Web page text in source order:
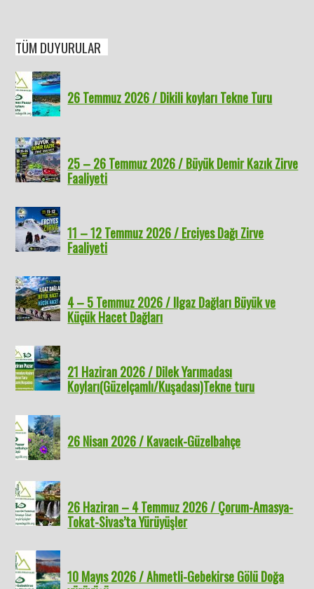
TÜM DUYURULAR
26 Temmuz 2026 / Dikili koyları Tekne Turu
25 – 26 Temmuz 2026 / Büyük Demir Kazık Zirve
Faaliyeti
11 – 12 Temmuz 2026 / Erciyes Dağı Zirve
Faaliyeti
4 – 5 Temmuz 2026 / Ilgaz Dağları Büyük ve
Küçük Hacet Dağları
21 Haziran 2026 / Dilek Yarımadası
Koyları(Güzelçamlı/Kuşadası)Tekne turu
26 Nisan 2026 / Kavacık-Güzelbahçe
26 Haziran – 4 Temmuz 2026 / Çorum-Amasya-
Tokat-Sivas’ta Yürüyüşler
10 Mayıs 2026 / Ahmetli-Gebekirse Gölü Doğa